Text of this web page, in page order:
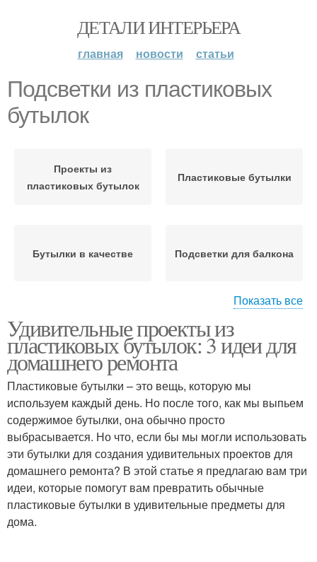
ДЕТАЛИ ИНТЕРЬЕРА
главная новости статьи
Подсветки из пластиковых
бутылок
Проекты из
пластиковых бутылок
Пластиковые бутылки
Бутылки в качестве Подсветки для балкона
пластиковых бутылок
Игрушки из бутылок
Поделка из
пластиковых бутылок
Бутылки для сада
Бордюр из бутылок Бутылки для хранения
Показать все
Удивительные проекты из
пластиковых бутылок: 3 идеи для
домашнего ремонта
Пластиковые бутылки – это вещь, которую мы
используем каждый день. Но после того, как мы выпьем
содержимое бутылки, она обычно просто
выбрасывается. Но что, если бы мы могли использовать
эти бутылки для создания удивительных проектов для
домашнего ремонта? В этой статье я предлагаю вам три
идеи, которые помогут вам превратить обычные
пластиковые бутылки в удивительные предметы для
дома.